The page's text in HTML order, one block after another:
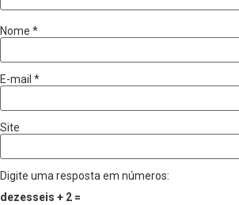
Nome *
E-mail *
Site
Digite uma resposta em números:
dezesseis + 2 =